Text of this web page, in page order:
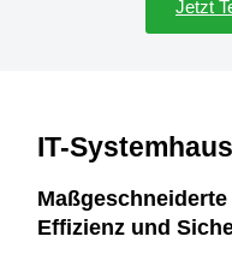
Jetzt
IT-
Effizienz und